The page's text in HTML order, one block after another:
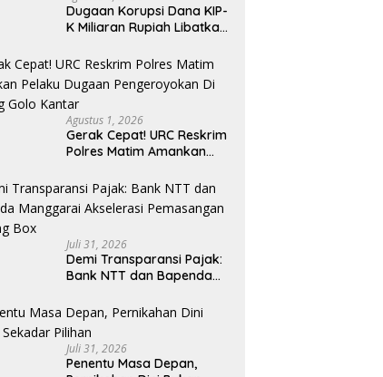
Dugaan Korupsi Dana KIP-
K Miliaran Rupiah Libatkan
Santu Sirilus Ruteng
Agustus 1, 2026
Gerak Cepat! URC Reskrim
Polres Matim Amankan
Pengeroyokan Di Jawang
Golo Kantar
Juli 31, 2026
​Demi Transparansi Pajak:
Bank NTT dan Bapenda
Pemasangan Tapping Box
Juli 31, 2026
Penentu Masa Depan,